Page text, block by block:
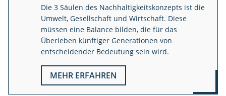
Die 3 Säulen des Nachhaltigkeitskonzepts ist die
Umwelt, Gesellschaft und Wirtschaft. Diese
müssen eine Balance bilden, die für das
Überleben künftiger Generationen von
entscheidender Bedeutung sein wird.
MEHR ERFAHREN